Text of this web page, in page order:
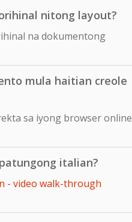
nitong layout?
na dokumentong
mula haitian creole
sa iyong browser online
italian?
- video walk-through